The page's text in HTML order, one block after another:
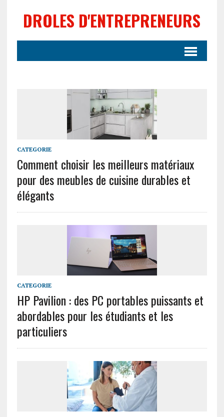
DROLES D'ENTREPRENEURS
CATEGORIE
Comment choisir les meilleurs matériaux
pour des meubles de cuisine durables et
élégants
CATEGORIE
HP Pavilion : des PC portables puissants et
abordables pour les étudiants et les
particuliers